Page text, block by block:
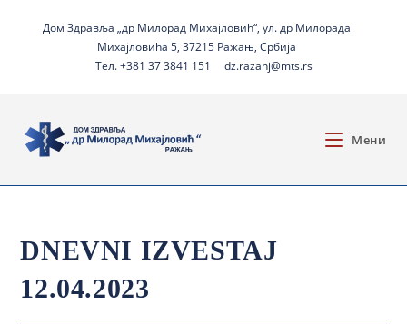
Дом Здравља „др Милорад Михајловић“, ул. др Милорада
Михајловића 5, 37215 Ражањ, Србија
Тел. +381 37 3841 151
dz.razanj@mts.rs
Мени
DNEVNI IZVESTAJ
12.04.2023